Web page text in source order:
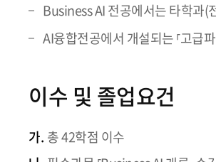
Business AI 전공에서는 타학과(
AI융합전공에서 개설되는 ⸢고급
이수 및 졸업요건
가. 총 42학점 이수